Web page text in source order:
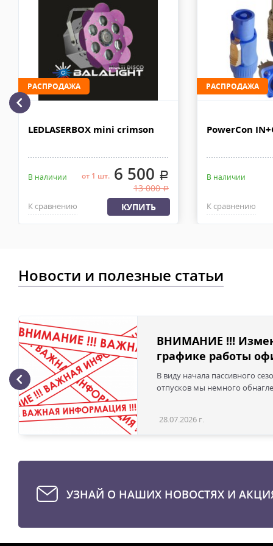
Доставка личным автотранспортом осуществляется по
МКАД после 100% предоплаты. Вес заказа не более 100 кг,
110х90х80 см. Сроки доставки 2-4 рабочих дня. Стоимость
рублей. Документы отправляем с заказом или по ЭДО.
Доставка по Москве, МО и России - EMS ПОЧТА РОССИИ
Отправку заказа курьерской службой EMS осуществляем из
Комментарий к отзыву
РАСПРОДАЖА
LEDLASERBOX mini crimson
В наличии от 1 шт.6 500 .
13 000.
К сравнению КУПИТЬ
РАСПРОДАЖА
PowerCon
В наличии
К сравнению
Новости и полезные статьи
ВНИМАНИЕ !!!
графике работы
В виду начала пассивного
отпусков мы немного
28.07.2026 г.
УЗНАЙ О НАШИХ НОВОСТЯХ И